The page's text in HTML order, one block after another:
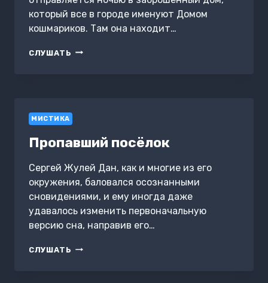
который все в городе именуют Домом
кошмариков. Там она находит…
СЛУШАТЬ УЗНИК
МИСТИКА
Пропавший посёлок
Сергей Жулей Дан, как и многие из его
окружения, баловался осознанными
сновидениями, и ему иногда даже
удавалось изменить первоначальную
версию сна, направив его…
СЛУШАТЬ ПРОПАВШИЙ